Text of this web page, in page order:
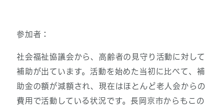
参加者：
社会福祉協議会から、高齢者の見守り活動に対して
補助が出ています。活動を始めた当初に比べて、補
助金の額が減額され、現在はほとんど老人会からの
費用で活動している状況です。長岡京市からもこの